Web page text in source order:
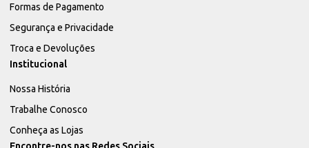
Formas de Pagamento
Segurança e Privacidade
Troca e Devoluções
Institucional
Nossa História
Trabalhe Conosco
Conheça as Lojas